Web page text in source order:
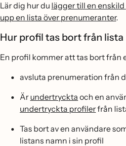
Lär dig hur du lägger till en
upp en lista över prenumeranter.
Hur profil tas bort från lista
En profil kommer att tas bort från
avsluta prenumeration från
Är undertryckta och en
undertryckta profilerfrån
Tas bort av en användare
listans namn i sin profil